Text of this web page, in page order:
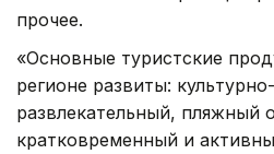
прочее.
«Основные туристские
регионе развиты:
развлекательный, пляжный
кратковременный и